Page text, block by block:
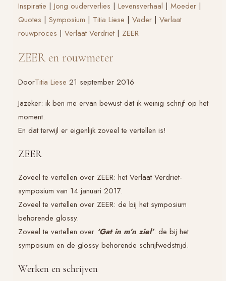
Inspiratie | Jong ouderverlies | Levensverhaal | Moeder |
Quotes | Symposium | Titia Liese | Vader | Verlaat
rouwproces | Verlaat Verdriet | ZEER
ZEER en rouwmeter
DoorTitia Liese 21 september 2016
Jazeker: ik ben me ervan bewust dat ik weinig schrijf op het
moment.
En dat terwijl er eigenlijk zoveel te vertellen is!
ZEER
Zoveel te vertellen over ZEER: hetVerlaat Verdriet-
symposium van 14 januari 2017.
Zoveel te vertellen over ZEER: de bij het symposium
behorende glossy.
Zoveel te vertellen over ‘Gat in m’n ziel’: de bij het
symposium en de glossy behorende schrijfwedstrijd.
Werken en schrijven